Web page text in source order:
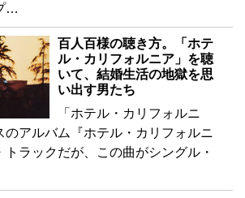
…
百人百様の聴き方。「ホテ
ル・カリフォルニア」を聴
いて、結婚生活の地獄を思
い出す男たち
「ホテル・カリフォルニ
のアルバム『ホテル・カリフォルニ
トラックだが、この曲がシングル・